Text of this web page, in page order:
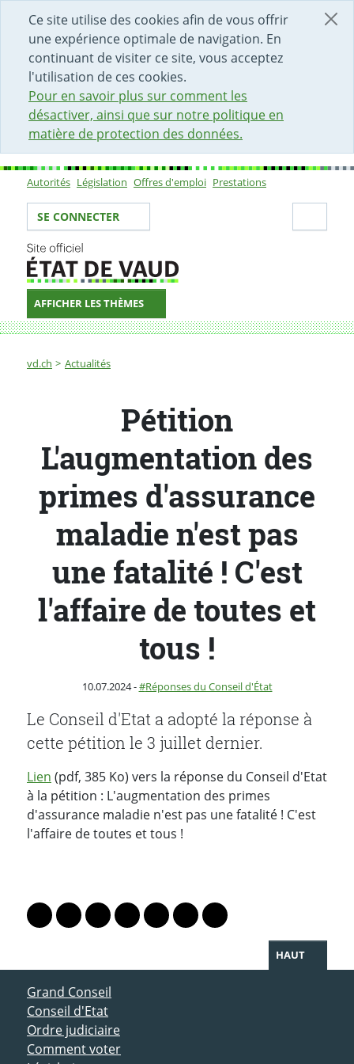
Ce site utilise des cookies afin de vous offrir
une expérience optimale de navigation. En
continuant de visiter ce site, vous acceptez
l'utilisation de ces cookies.
Pour en savoir plus sur comment les
désactiver, ainsi que sur notre politique en
matière de protection des données.
DÉBUT DU CONTENU DE LA PAGE
ACCÈS AU CHAMP DE RECHERCHE
PAGE D'ACCUEIL
FORMULAIRE DE CONTACT
Sous-navigation
Autorités Législation Offres d'emploi Prestations
Votre identité
SE CONNECTER
AFFICHER LES THÈMES
Fil d'Ariane
vd.ch Actualités
Pétition L'augmentation des primes d'assurance
Pétition
L'augmentation des
primes d'assurance
maladie n'est pas
une fatalité ! C'est
l'affaire de toutes et
tous !
Publié le
10.07.2024-Catégorie :
Réponses du Conseil d'État
Le Conseil d'Etat a adopté la réponse à
cette pétition le 3 juillet dernier.
Lien (pdf, 385 Ko) vers la réponse du Conseil d'Etat
à la pétition : L'augmentation des primes
d'assurance maladie n'est pas une fatalité ! C'est
l'affaire de toutes et tous !
Lien vers le profil Mastodon
Lien vers le profil Bluesky
Lien vers le profil Instagram
Lien vers le profil Linkedin
Lien vers le profil Facebook
Lien vers le profil Twitter
Partager par WhatsApp
HAUT
ACCÈS DIRECT
Grand Conseil
Conseil d'Etat
Ordre judiciaire
Comment voter